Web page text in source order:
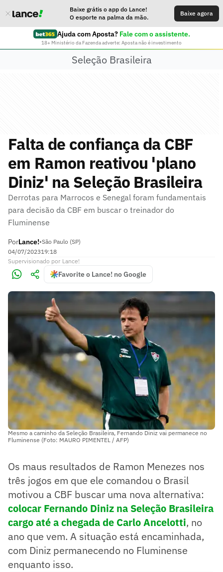
Baixe grátis o app do Lance!
O esporte na palma da mão.
Baixe agora
Ajuda com Aposta? Fale com o assistente.
18+ Ministério da Fazenda adverte: Aposta não é investimento
Seleção Brasileira
Falta de confiança da CBF
em Ramon reativou 'plano
Diniz' na Seleção Brasileira
Derrotas para Marrocos e Senegal foram fundamentais
para decisão da CBF em buscar o treinador do
Fluminense
PorLance!•São Paulo (SP)
04/07/202319:18
Supervisionado por Lance!
Favorite o Lance! no Google
Mesmo a caminho da Seleção Brasileira, Fernando Diniz vai permanece no
Fluminense (Foto: MAURO PIMENTEL / AFP)
Os maus resultados de Ramon Menezes nos
três jogos em que ele comandou o Brasil
motivou a CBF buscar uma nova alternativa:
colocar Fernando Diniz na Seleção Brasileira
cargo até a chegada de Carlo Ancelotti, no
ano que vem. A situação está encaminhada,
com Diniz permanecendo no Fluminense
enquanto isso.